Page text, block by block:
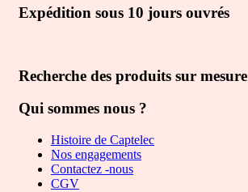
Expédition sous 10 jours ouvrés
Recherche des produits sur mesure
Qui sommes nous ?
Histoire de Captelec
Nos engagements
Contactez -nous
CGV